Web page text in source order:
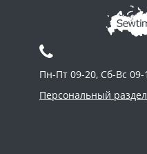
Пн-Пт 09-20, Сб-Вс 09-
Персональный раздел